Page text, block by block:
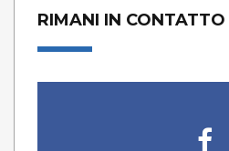
RIMANI IN CONTATTO